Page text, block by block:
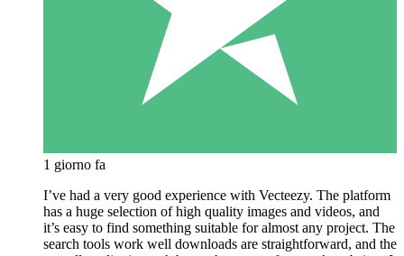
1 giorno fa
I’ve had a very good experience with Vecteezy. The platform
has a huge selection of high quality images and videos, and
it’s easy to find something suitable for almost any project. The
search tools work well downloads are straightforward, and the